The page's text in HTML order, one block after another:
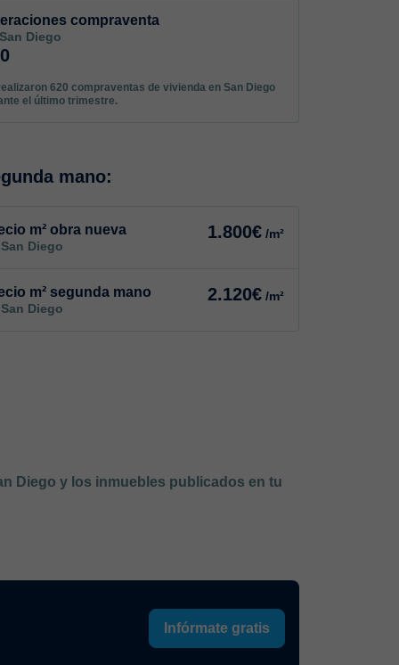
compraventa
Diego
620 compraventas de vivienda en San Diego
el último trimestre.
mano:
m² obra nueva
Diego
1.800€ /m²
m² segunda mano
Diego
2.120€ /m²
Diego y los inmuebles publicados en tu
Infórmate gratis